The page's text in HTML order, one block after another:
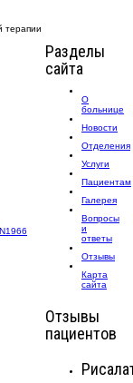
терапии
Разделы
сайта
О
больнице
Новости
Отделения
Услуги
Пациентам
Галерея
Вопросы
и
ответы
Отзывы
Карта
сайта
Отзывы
пациентов